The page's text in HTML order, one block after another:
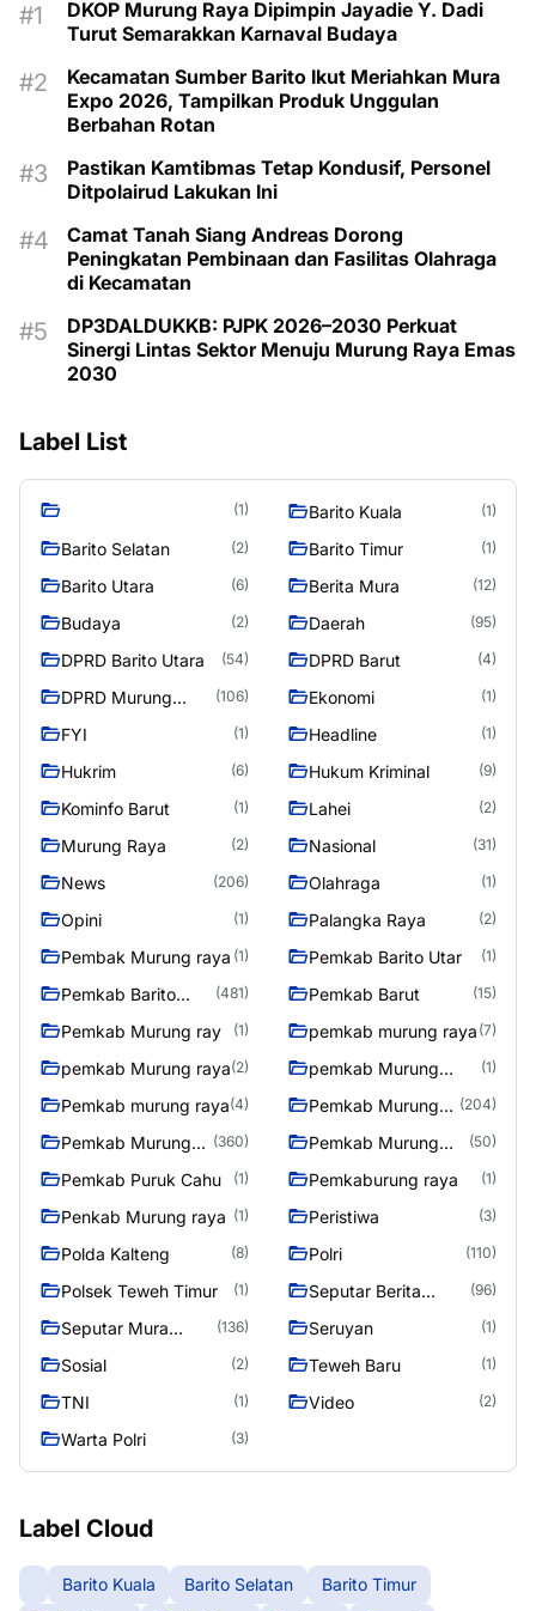
DKOP Murung Raya Dipimpin Jayadie Y. Dadi
Turut Semarakkan Karnaval Budaya
Kecamatan Sumber Barito Ikut Meriahkan Mura
Expo 2026, Tampilkan Produk Unggulan
Berbahan Rotan
Pastikan Kamtibmas Tetap Kondusif, Personel
Ditpolairud Lakukan Ini
Camat Tanah Siang Andreas Dorong
Peningkatan Pembinaan dan Fasilitas Olahraga
di Kecamatan
DP3DALDUKKB: PJPK 2026–2030 Perkuat
Sinergi Lintas Sektor Menuju Murung Raya Emas
2030
Label List
(1) Barito Kuala (1)
Barito Selatan (2) Barito Timur (1)
Barito Utara (6) Berita Mura (12)
Budaya (2) Daerah (95)
DPRD Barito Utara (54) DPRD Barut (4)
DPRD Murung
(106) Ekonomi (1)
FYI (1) Headline (1)
Hukrim (6) Hukum Kriminal (9)
Kominfo Barut (1) Lahei (2)
Murung Raya (2) Nasional (31)
News (206) Olahraga (1)
Opini (1) Palangka Raya (2)
Pembak Murung raya (1) Pemkab Barito Utar (1)
Pemkab Barito
(481) Pemkab Barut (15)
Pemkab Murung ray (1) pemkab murung raya (7)
pemkab Murung raya(2)
pemkab Murung
(1)
Pemkab murung raya(4)
Pemkab Murung
(204)
Pemkab Murung
(360)
Pemkab Murung
(50)
Pemkab Puruk Cahu (1) Pemkaburung raya (1)
Penkab Murung raya (1) Peristiwa (3)
Polda Kalteng (8) Polri (110)
Polsek Teweh Timur (1)
Seputar Berita
(96)
Seputar Mura
(136) Seruyan (1)
Sosial (2) Teweh Baru (1)
TNI (1) Video (2)
Warta Polri (3)
Label Cloud
Barito Kuala Barito Selatan
Barito Timur